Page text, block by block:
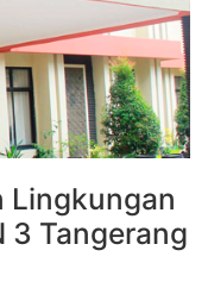
Lingkungan
3 Tangerang